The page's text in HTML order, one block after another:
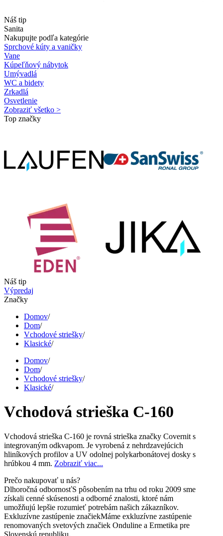
Náš tip
Sanita
Nakupujte podľa kategórie
Sprchové kúty a vaničky
Vane
Kúpeľňový nábytok
Umývadlá
WC a bidety
Zrkadlá
Osvetlenie
Zobraziť všetko >
Top značky
Náš tip
Výpredaj
Značky
Domov/
Dom/
Vchodové striešky/
Klasické/
Domov/
Dom/
Vchodové striešky/
Klasické/
Vchodová strieška C-160
Vchodová strieška C-160 je rovná strieška značky Covernit s
integrovaným odkvapom. Je vyrobená z nehrdzavejúcich
hliníkových profilov a UV odolnej polykarbonátovej dosky s
hrúbkou 4 mm. Zobraziť viac...
Prečo nakupovať u nás?
Dlhoročná odbornosťS pôsobením na trhu od roku 2009 sme
získali cenné skúsenosti a odborné znalosti, ktoré nám
umožňujú lepšie rozumieť potrebám našich zákazníkov.
Exkluzívne zastúpenie značiekMáme exkluzívne zastúpenie
renomovaných svetových značiek Onduline a Ermetika pre
Slovenskú republiku.